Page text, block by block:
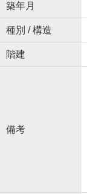
築年月
種別 / 構造
階建
備考